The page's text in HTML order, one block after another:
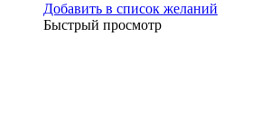
Добавить в список желаний
Быстрый просмотр